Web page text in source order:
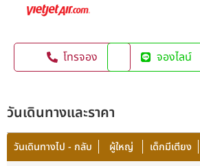
โทรจอง จองไลน์
วันเดินทางและราคา
วันเดินทางไป - กลับ ผู้ใหญ่ เด็กมีเตียง